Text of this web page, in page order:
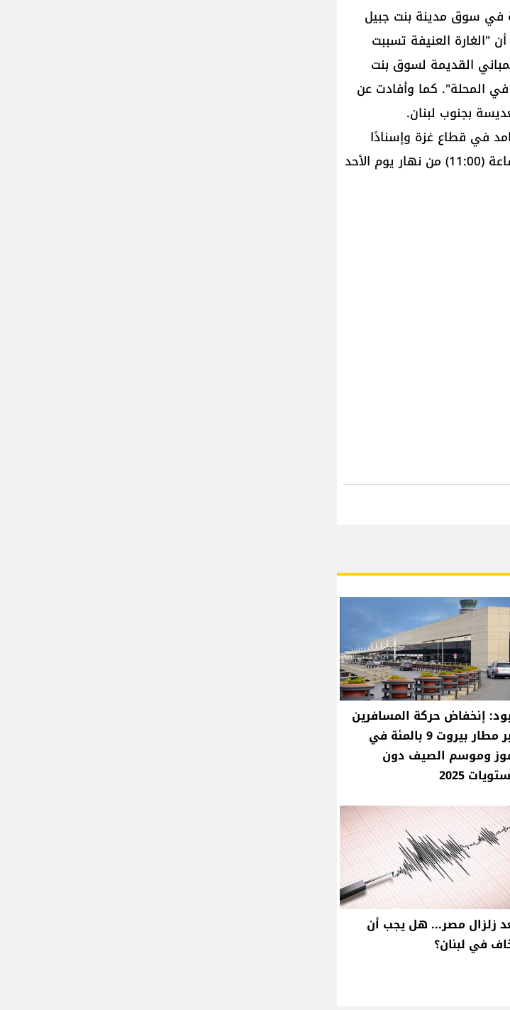
في سوق مدينة بنت جبيل
"الغارة العنيفة تسببت
القديمة لسوق بنت
في المحلة". كما وأفادت عن
بجنوب لبنان.
في قطاع غزة وإسنادًا
لمقاومته الباسلة ‌‏‌‏‌‌‌‏والشريفة، استهدف ‏مجاهدو المقاومة الإسلامية عند الساعة (11:00) من نهار يوم الأحد
إنخفاض حركة المسافرين
عبر مطار بيروت 9 بالمئة في
وموسم الصيف دون
2025
زلزال مصر... هل يجب أن
في لبنان؟